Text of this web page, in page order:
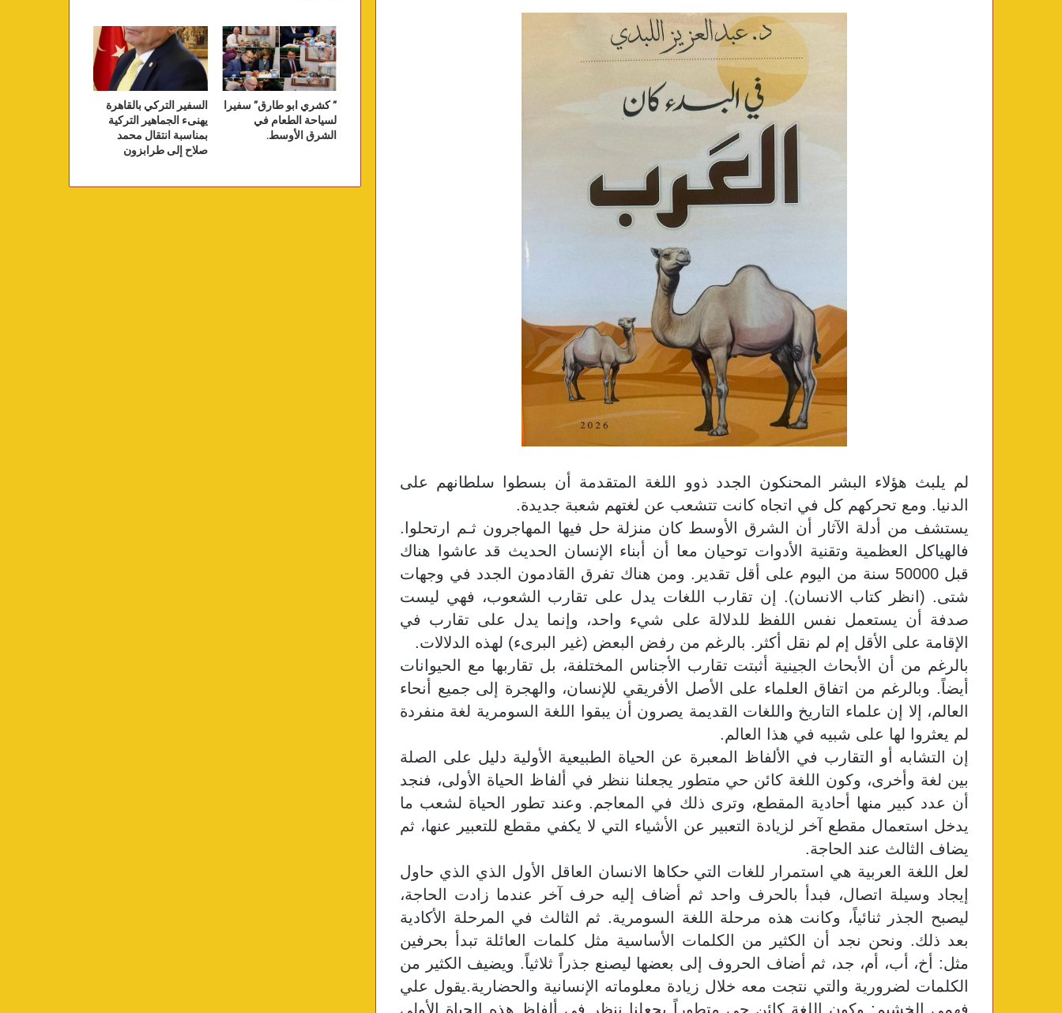
لم يلبث هؤلاء البشر المحنكون الجدد ذوو اللغة المتقدمة أن بسطوا سلطانهم على
الدنيا. ومع تحركهم كل في اتجاه كانت تتشعب عن لغتهم شعبة جديدة.
يستشف من أدلة الآثار أن الشرق الأوسط كان منزلة حل فيها المهاجرون ثـم ارتحلوا.
فالهياكل العظمية وتقنية الأدوات توحيان معا أن أبناء الإنسان الحديث قد عاشوا هناك
قبل 50000 سنة من اليوم على أقل تقدير. ومن هناك تفرق القادمون الجدد في وجهات
شتى. (انظر كتاب الانسان). إن تقارب اللغات يدل على تقارب الشعوب، فهي ليست
صدفة أن يستعمل نفس اللفظ للدلالة على شيء واحد، وإنما يدل على تقارب في
الإقامة على الأقل إم لم نقل أكثر. بالرغم من رفض البعض (غير البرىء) لهذه الدلالات.
بالرغم من أن الأبحاث الجينية أثبتت تقارب الأجناس المختلفة، بل تقاربها مع الحيوانات
أيضاً. وبالرغم من اتفاق العلماء على الأصل الأفريقي للإنسان، والهجرة إلى جميع أنحاء
العالم، إلا إن علماء التاريخ واللغات القديمة يصرون أن يبقوا اللغة السومرية لغة منفردة
لم يعثروا لها على شبيه في هذا العالم.
إن التشابه أو التقارب في الألفاظ المعبرة عن الحياة الطبيعية الأولية دليل على الصلة
بين لغة وأخرى، وكون اللغة كائن حي متطور يجعلنا ننظر في ألفاظ الحياة الأولى، فنجد
أن عدد كبير منها أحادية المقطع، وترى ذلك في المعاجم. وعند تطور الحياة لشعب ما
يدخل استعمال مقطع آخر لزيادة التعبير عن الأشياء التي لا يكفي مقطع للتعبير عنها، ثم
يضاف الثالث عند الحاجة.
لعل اللغة العربية هي استمرار للغات التي حكاها الانسان العاقل الأول الذي الذي حاول
إيجاد وسيلة اتصال، فبدأ بالحرف واحد ثم أضاف إليه حرف آخر عندما زادت الحاجة،
ليصبح الجذر ثنائياً، وكانت هذه مرحلة اللغة السومرية. ثم الثالث في المرحلة الأكادية
بعد ذلك. ونحن نجد أن الكثير من الكلمات الأساسية مثل كلمات العائلة تبدأ بحرفين
مثل: أخ، أب، أم، جد، ثم أضاف الحروف إلى بعضها ليصنع جذراً ثلاثياً. ويضيف الكثير من
الكلمات لضرورية والتي نتجت معه خلال زيادة معلوماته الإنسانية والحضارية.يقول علي
فهمي الخشيم: وكون اللغة كائن حي متطوراً يجعلنا ننظر في ألفاظ هذه الحياة الأولى
” كشري ابو طارق” سفيرا
لسياحة الطعام في
الشرق الأوسط.
السفير التركي بالقاهرة
يهنىء الجماهير التركية
بمناسبة انتقال محمد
صلاح إلى طرابزون